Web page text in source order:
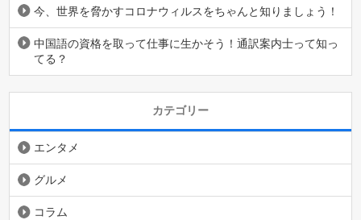
今、世界を脅かすコロナウィルスをちゃんと知りましょう！
中国語の資格を取って仕事に生かそう！通訳案内士って知っ
てる？
カテゴリー
エンタメ
グルメ
コラム